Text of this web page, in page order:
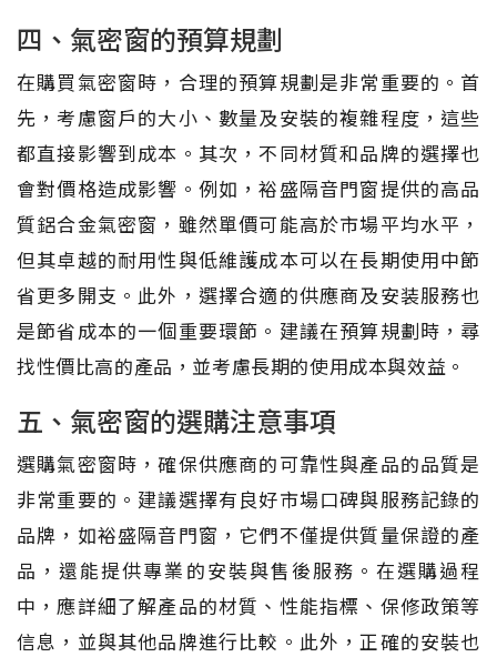
四、氣密窗的預算規劃
在購買氣密窗時，合理的預算規劃是非常重要的。首
先，考慮窗戶的大小、數量及安裝的複雜程度，這些
都直接影響到成本。其次，不同材質和品牌的選擇也
會對價格造成影響。例如，裕盛隔音門窗提供的高品
質鋁合金氣密窗，雖然單價可能高於市場平均水平，
但其卓越的耐用性與低維護成本可以在長期使用中節
省更多開支。此外，選擇合適的供應商及安装服務也
是節省成本的一個重要環節。建議在預算規劃時，尋
找性價比高的產品，並考慮長期的使用成本與效益。
五、氣密窗的選購注意事項
選購氣密窗時，確保供應商的可靠性與產品的品質是
非常重要的。建議選擇有良好市場口碑與服務記錄的
品牌，如裕盛隔音門窗，它們不僅提供質量保證的產
品，還能提供專業的安裝與售後服務。在選購過程
中，應詳細了解產品的材質、性能指標、保修政策等
信息，並與其他品牌進行比較。此外，正確的安裝也